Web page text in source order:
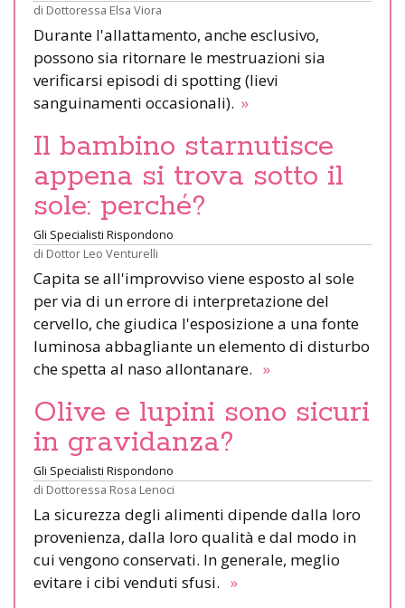
di Dottoressa Elsa Viora
Durante l'allattamento, anche esclusivo,
possono sia ritornare le mestruazioni sia
verificarsi episodi di spotting (lievi
sanguinamenti occasionali). »
Il bambino starnutisce
appena si trova sotto il
sole: perché?
Gli Specialisti Rispondono
di Dottor Leo Venturelli
Capita se all'improvviso viene esposto al sole
per via di un errore di interpretazione del
cervello, che giudica l'esposizione a una fonte
luminosa abbagliante un elemento di disturbo
che spetta al naso allontanare. »
Olive e lupini sono sicuri
in gravidanza?
Gli Specialisti Rispondono
di Dottoressa Rosa Lenoci
La sicurezza degli alimenti dipende dalla loro
provenienza, dalla loro qualità e dal modo in
cui vengono conservati. In generale, meglio
evitare i cibi venduti sfusi. »